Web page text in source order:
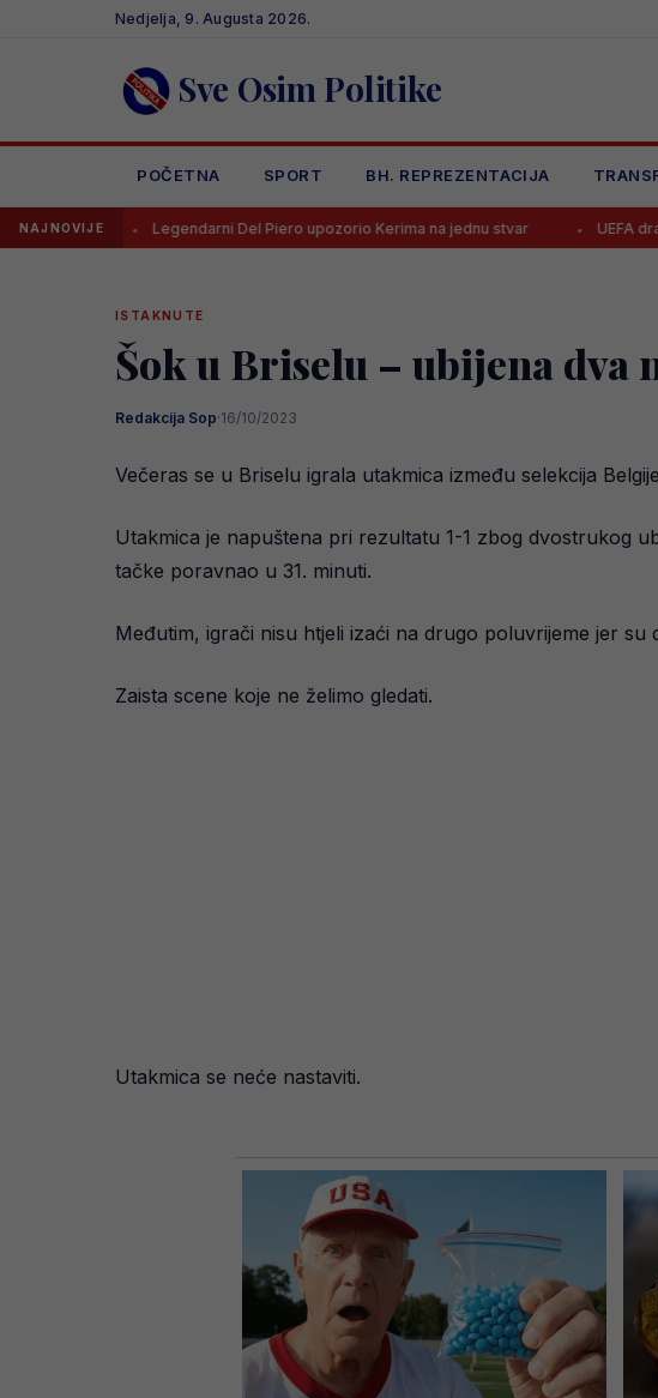
Nedjelja, 9. Augusta 2026.
Sve Osim Politike
POČETNA SPORT BH. REPREZENTACIJA
NAJNOVIJE
Legendarni Del Piero upozorio Kerima na jednu stvar UEFA drastično
ISTAKNUTE
Šok u Briselu – ubijena dva
Redakcija Sop·16/10/2023
Večeras se u Briselu igrala utakmica između selekcija
Utakmica je napuštena pri rezultatu 1-1 zbog dvostrukog
tačke poravnao u 31. minuti.
Međutim, igrači nisu htjeli izaći na drugo poluvrijeme jer
Zaista scene koje ne želimo gledati.
Utakmica se neće nastaviti.